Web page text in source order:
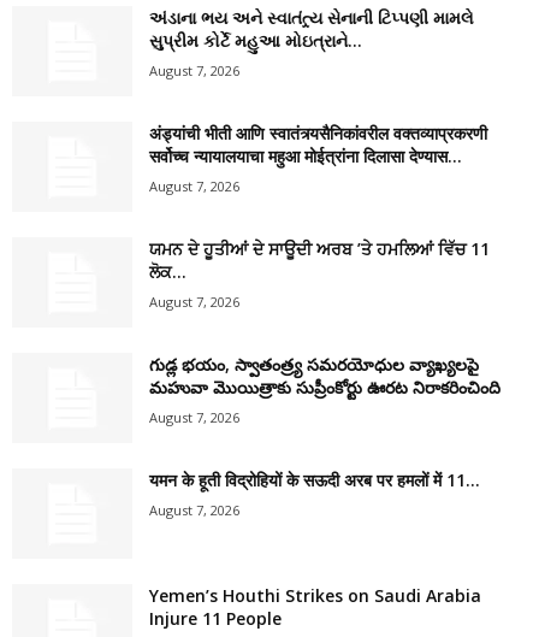
અંડાના ભય અને સ્વાતંત્ર્ય સેનાની ટિપ્પણી મામલે
સુપ્રીમ કોર્ટે મહુઆ મોઇત્રાને...
August 7, 2026
अंड्यांची भीती आणि स्वातंत्र्यसैनिकांवरील वक्तव्याप्रकरणी
सर्वोच्च न्यायालयाचा महुआ मोईत्रांना दिलासा देण्यास...
August 7, 2026
ਯਮਨ ਦੇ ਹੂਤੀਆਂ ਦੇ ਸਾਊਦੀ ਅਰਬ ’ਤੇ ਹਮਲਿਆਂ ਵਿੱਚ 11
ਲੋਕ...
August 7, 2026
గుడ్ల భయం, స్వాతంత్ర్య సమరయోధుల వ్యాఖ్యలపై
మహువా మొయిత్రాకు సుప్రీంకోర్టు ఊరట నిరాకరించింది
August 7, 2026
यमन के हूती विद्रोहियों के सऊदी अरब पर हमलों में 11...
August 7, 2026
Yemen’s Houthi Strikes on Saudi Arabia
Injure 11 People